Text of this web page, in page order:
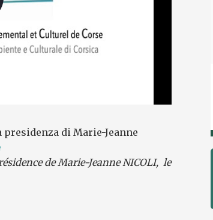
presidenza di Marie-Jeanne
de Marie-Jeanne NICOLI, le